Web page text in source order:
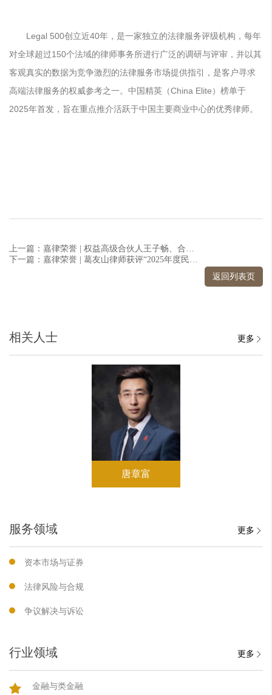
Legal 500创立近40年，是一家独立的法律服务评级机构，每年
对全球超过150个法域的律师事务所进行广泛的调研与评审，并以其
客观真实的数据为竞争激烈的法律服务市场提供指引，是客户寻求
高端法律服务的权威参考之一。中国精英（China Elite）榜单于
2025年首发，旨在重点推介活跃于中国主要商业中心的优秀律师。
返回列表页
相关人士 更多
唐章富
服务领域 更多
资本市场与证券
法律风险与合规
争议解决与诉讼
行业领域 更多
金融与类金融